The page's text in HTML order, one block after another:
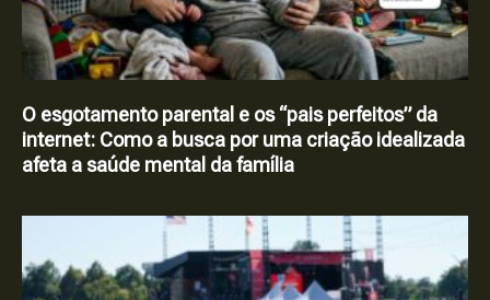
O esgotamento parental e os “pais perfeitos” da
internet: Como a busca por uma criação idealizada
afeta a saúde mental da família